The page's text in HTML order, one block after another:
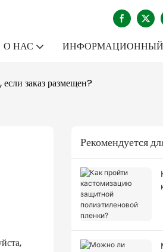
О НАС ИНФОРМАЦИОННЫЙ
заказ размещен?
Рекомендуется